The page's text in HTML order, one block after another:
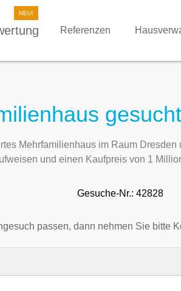
Referenzen
Mehrfamilienhaus im Raum
und einen Kaufpreis von 1
Gesuche-Nr.: 42828
passen, dann nehmen Sie bitte